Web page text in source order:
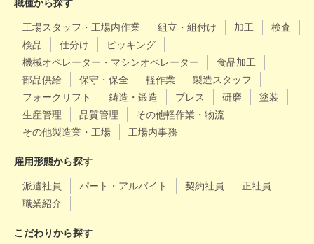
職種から探す
工場スタッフ・工場内作業 組立・組付け 加工
検査
検品
仕分け
ピッキング
機械オペレーター・マシンオペレーター
食品加工
部品供給
保守・保全 軽作業
製造スタッフ
フォークリフト
鋳造・鍛造 プレス 研磨
塗装
生産管理
品質管理
その他軽作業・物流
その他製造業・工場
工場内事務
雇用形態から探す
派遣社員 パート・アルバイト 契約社員
正社員
職業紹介
こだわりから探す